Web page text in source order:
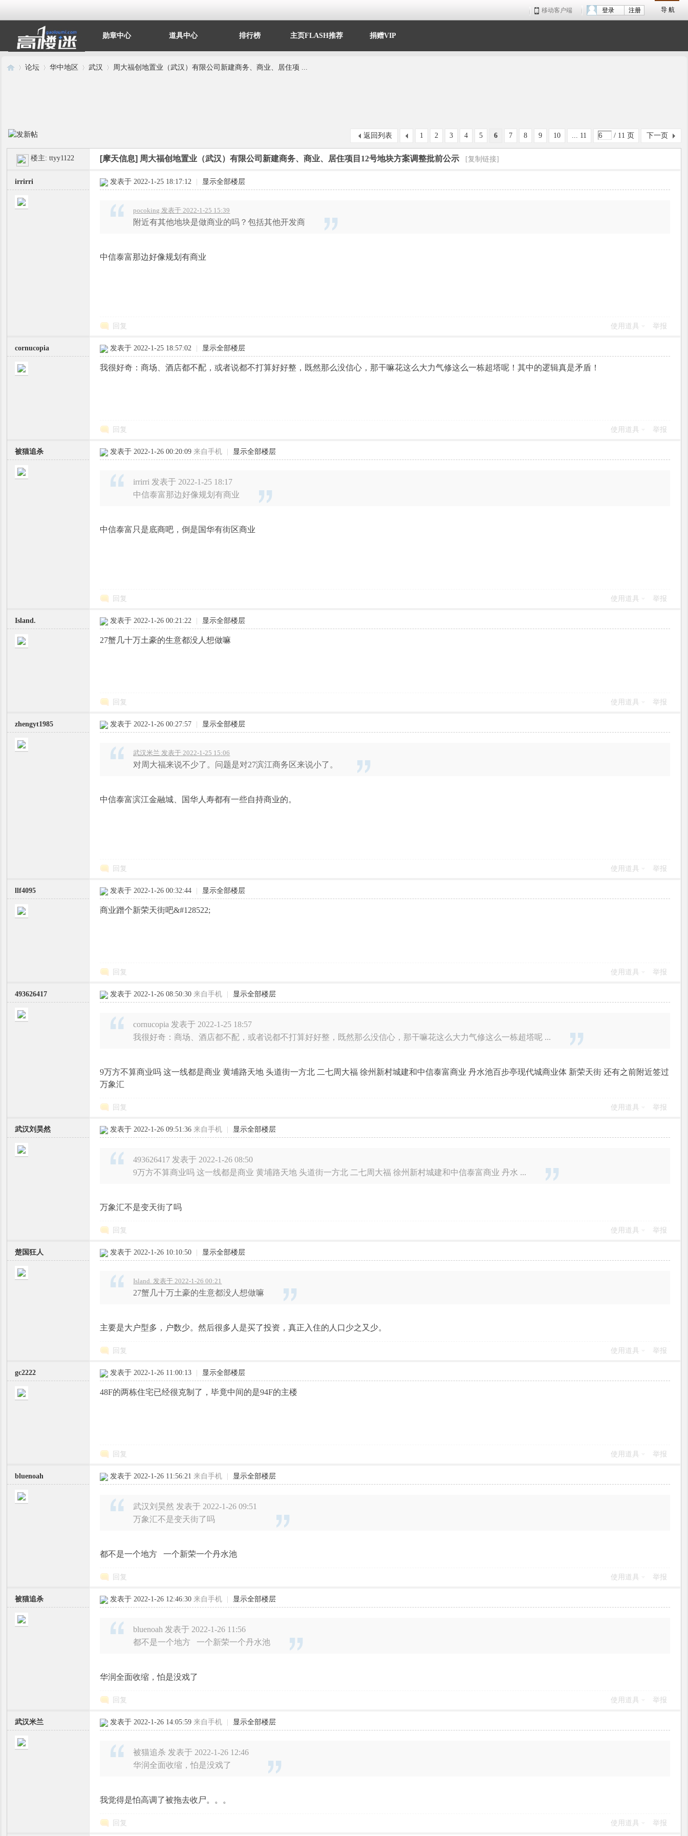
导 航
移动客户端 注册
登录
勋章中心 道具中心 排行榜 主页FLASH推荐 捐赠VIP
论坛 华中地区 武汉 周大福创地置业（武汉）有限公司新建商务、商业、居住项 ...
1 2 3 4 5 6 7 8 9 10 ... 11 / 11 页 下一页
返回列表
楼主:ttyy1122 [摩天信息] 周大福创地置业（武汉）有限公司新建商务、商业、居住项目12号地块方案调整批前公示 [复制链接]
irrirri 发表于 2022-1-25 18:17:12 显示全部楼层
pocoking 发表于 2022-1-25 15:39
附近有其他地块是做商业的吗？包括其他开发商
中信泰富那边好像规划有商业
回复 使用道具 举报
cornucopia 发表于 2022-1-25 18:57:02 显示全部楼层
我很好奇：商场、酒店都不配，或者说都不打算好好整，既然那么没信心，那干嘛花这么大力气修这么一栋超塔呢！其中的逻辑真是矛盾！
回复 使用道具 举报
被猫追杀 发表于 2022-1-26 00:20:09 来自手机 显示全部楼层
irrirri 发表于 2022-1-25 18:17
中信泰富那边好像规划有商业
中信泰富只是底商吧，倒是国华有街区商业
回复 使用道具 举报
Island. 发表于 2022-1-26 00:21:22 显示全部楼层
27蟹几十万土豪的生意都没人想做嘛
回复 使用道具 举报
zhengyt1985 发表于 2022-1-26 00:27:57 显示全部楼层
武汉米兰 发表于 2022-1-25 15:06
对周大福来说不少了。问题是对27滨江商务区来说小了。
中信泰富滨江金融城、国华人寿都有一些自持商业的。
回复 使用道具 举报
llf4095 发表于 2022-1-26 00:32:44 显示全部楼层
商业蹭个新荣天街吧&#128522;
回复 使用道具 举报
493626417 发表于 2022-1-26 08:50:30 来自手机 显示全部楼层
cornucopia 发表于 2022-1-25 18:57
我很好奇：商场、酒店都不配，或者说都不打算好好整，既然那么没信心，那干嘛花这么大力气修这么一栋超塔呢 ...
9万方不算商业吗 这一线都是商业 黄埔路天地 头道街一方北 二七周大福 徐州新村城建和中信泰富商业 丹水池百步亭现代城商业体 新荣天街 还有之前附近签过
万象汇
回复 使用道具 举报
武汉刘昊然 发表于 2022-1-26 09:51:36 来自手机 显示全部楼层
493626417 发表于 2022-1-26 08:50
9万方不算商业吗 这一线都是商业 黄埔路天地 头道街一方北 二七周大福 徐州新村城建和中信泰富商业 丹水 ...
万象汇不是变天街了吗
回复 使用道具 举报
楚国狂人 发表于 2022-1-26 10:10:50 显示全部楼层
Island. 发表于 2022-1-26 00:21
27蟹几十万土豪的生意都没人想做嘛
主要是大户型多，户数少。然后很多人是买了投资，真正入住的人口少之又少。
回复 使用道具 举报
gc2222 发表于 2022-1-26 11:00:13 显示全部楼层
48F的两栋住宅已经很克制了，毕竟中间的是94F的主楼
回复 使用道具 举报
bluenoah 发表于 2022-1-26 11:56:21 来自手机 显示全部楼层
武汉刘昊然 发表于 2022-1-26 09:51
万象汇不是变天街了吗
都不是一个地方 一个新荣一个丹水池
回复 使用道具 举报
被猫追杀 发表于 2022-1-26 12:46:30 来自手机 显示全部楼层
bluenoah 发表于 2022-1-26 11:56
都不是一个地方 一个新荣一个丹水池
华润全面收缩，怕是没戏了
回复 使用道具 举报
武汉米兰 发表于 2022-1-26 14:05:59 来自手机 显示全部楼层
被猫追杀 发表于 2022-1-26 12:46
华润全面收缩，怕是没戏了
我觉得是怕高调了被拖去收尸。。。
回复 使用道具 举报